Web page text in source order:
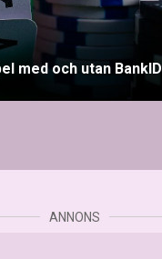
med och utan BankID
ANNONS